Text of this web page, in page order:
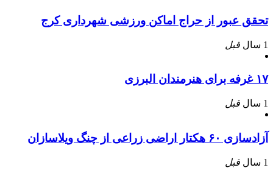
تحقق عبور از حراج اماکن ورزشی شهرداری کرج
1 سال قبل
۱۷ غرفه برای هنرمندان البرزی
1 سال قبل
آزادسازی ۶۰ هکتار اراضی زراعی از چنگ ویلاسازان
1 سال قبل